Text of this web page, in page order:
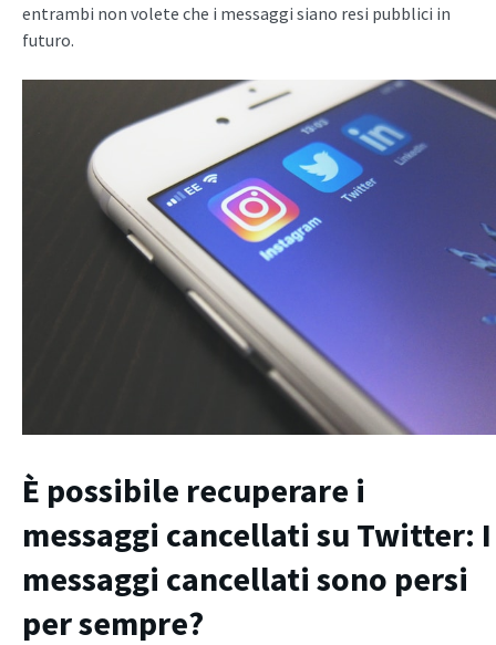
entrambi non volete che i messaggi siano resi pubblici in
futuro.
È possibile recuperare i
messaggi cancellati su Twitter: I
messaggi cancellati sono persi
per sempre?